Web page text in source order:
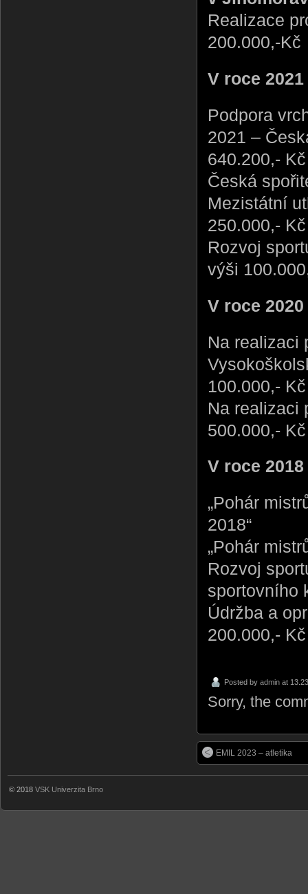
Realizace
200.000,-Kč
V roce 2021
Podpora
2021 –
640.200,- Kč
Česká
Mezistátní
250.000,- Kč
Rozvoj
výši
V roce 2020
Na realizaci
100.000,- Kč
Na realizaci
500.000,- Kč
V roce 2018
„Pohár
2018“
„Pohár
Rozvoj
sportovního
Údržba a
200.000,- Kč
Posted by admin at 13.23
Sorry, the
EMIL 2023 – atletika
© 2018 VSK Univerzita Brno